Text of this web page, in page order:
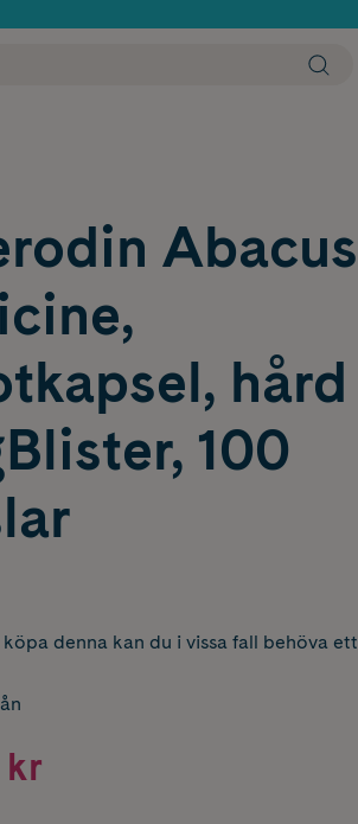
Abacus
hård
100
denna kan du i vissa fall behöva ett
kr